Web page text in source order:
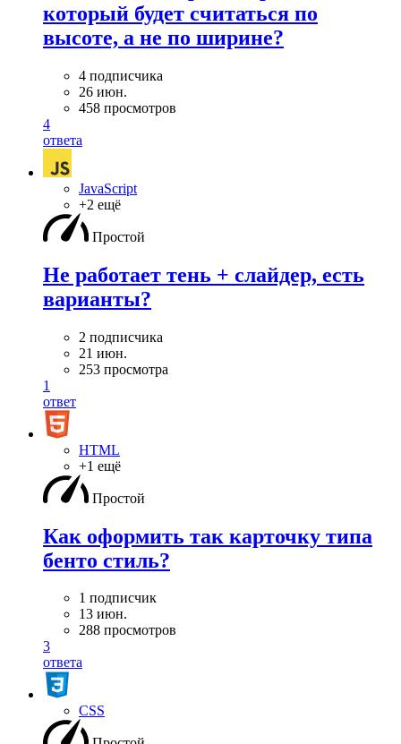
который будет считаться по
высоте, а не по ширине?
4 подписчика
26 июн.
458 просмотров
4
ответа
JavaScript
+2 ещё
Простой
Не работает тень + слайдер, есть
варианты?
2 подписчика
21 июн.
253 просмотра
1
ответ
HTML
+1 ещё
Простой
Как оформить так карточку типа
бенто стиль?
1 подписчик
13 июн.
288 просмотров
3
ответа
CSS